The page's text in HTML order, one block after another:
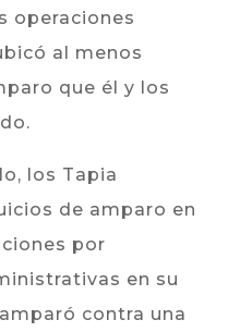
operaciones
al menos
que él y los
los Tapia
de amparo en
por
en su
contra una